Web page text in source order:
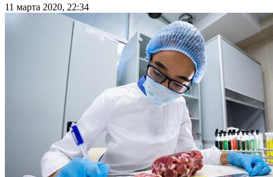
11 марта 2020, 22:34